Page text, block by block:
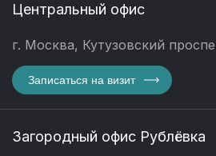
Центральный офис
г. Москва, Кутузовский
Записаться на визит
Загородный офис Рублёвка